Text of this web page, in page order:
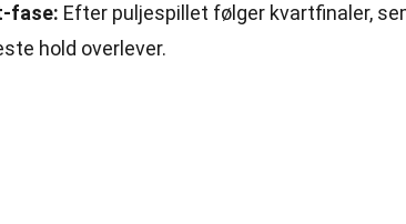
fase: Efter puljespillet følger kvartfinaler,
hold overlever.